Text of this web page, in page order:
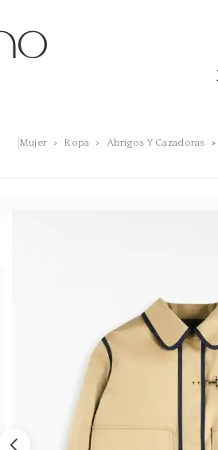
Mujer Ropa Abrigos Y Cazadoras